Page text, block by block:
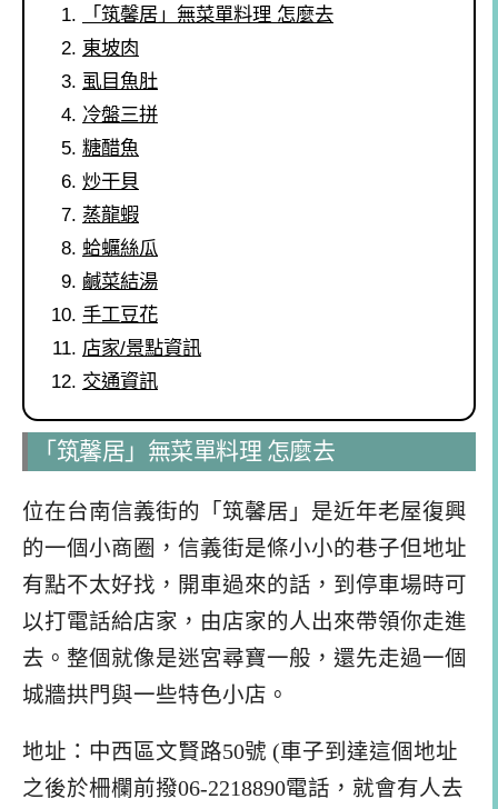
「筑馨居」無菜單料理 怎麼去
東坡肉
虱目魚肚
冷盤三拼
糖醋魚
炒干貝
蒸龍蝦
蛤蠣絲瓜
鹹菜結湯
手工豆花
店家/景點資訊
交通資訊
「筑馨居」無菜單料理 怎麼去
位在台南信義街的「筑馨居」是近年老屋復興
的一個小商圈，信義街是條小小的巷子但地址
有點不太好找，開車過來的話，到停車場時可
以打電話給店家，由店家的人出來帶領你走進
去。整個就像是迷宮尋寶一般，還先走過一個
城牆拱門與一些特色小店。
地址：中西區文賢路50號 (車子到達這個地址
之後於柵欄前撥06-2218890電話，就會有人去